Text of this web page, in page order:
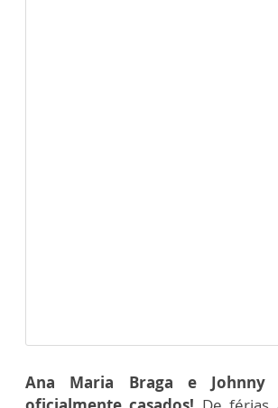
Ana Maria Braga e Johnny